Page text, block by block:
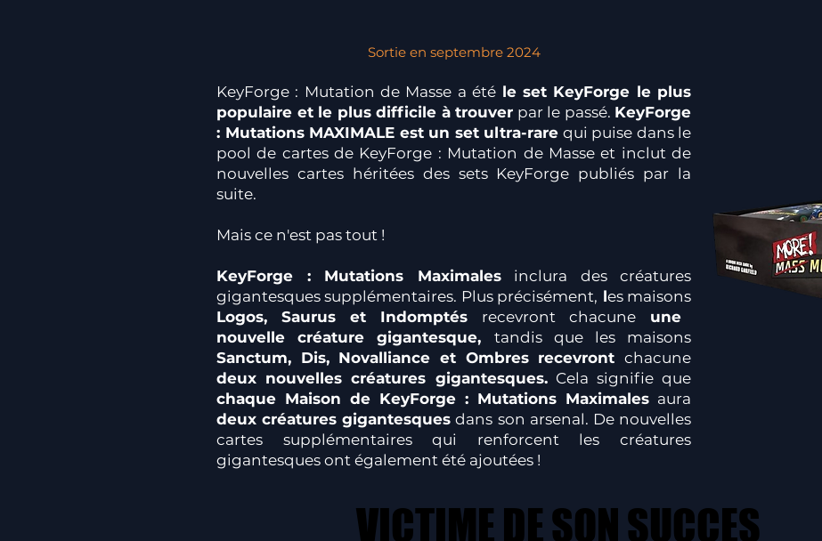
Sortie en septembre 2024
KeyForge : Mutation de Masse a été le set KeyForge le plus
populaire et le plus difficile à trouver par le passé. KeyForge
: Mutations MAXIMALE est un set ultra-rare qui puise dans le
pool de cartes de KeyForge : Mutation de Masse et inclut de
nouvelles cartes héritées des sets KeyForge publiés par la
suite.
Mais ce n'est pas tout !
KeyForge : Mutations Maximalesinclura des créatures
gigantesques supplémentaires. Plus précisément, les maisons
Logos, Saurus et Indomptés recevront chacune une
nouvelle créature gigantesque, tandis que les maisons
Sanctum, Dis, Novalliance et Ombres recevront chacune
deux nouvelles créatures gigantesques.Cela signifie que
chaque Maison de KeyForge : Mutations Maximales aura
deux créatures gigantesques dans son arsenal. De nouvelles
cartes supplémentaires qui renforcent les créatures
gigantesques ont également été ajoutées !
VICTIME DE SON SUCCES
VICTIME DE SON SUCCES